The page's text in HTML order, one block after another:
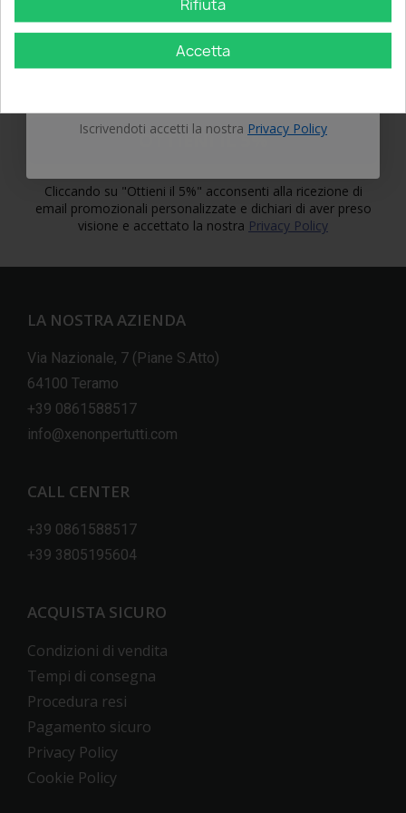
Email
OTTIENI IL 5%
Cliccando su "Ottieni il 5%" acconsenti alla ricezione di
email promozionali personalizzate e dichiari di aver preso
visione e accettato la nostra Privacy Policy
LA NOSTRA AZIENDA
Via Nazionale, 7 (Piane S.Atto)
64100 Teramo
+39 0861588517
info@xenonpertutti.com
CALL CENTER
+39 0861588517
+39 3805195604
ACQUISTA SICURO
Condizioni di vendita
Tempi di consegna
Procedura resi
Pagamento sicuro
Privacy Policy
Cookie Policy
Rifiuta
Accetta
OTTIENI IL 5%
Iscrivendoti accetti la nostra Privacy Policy